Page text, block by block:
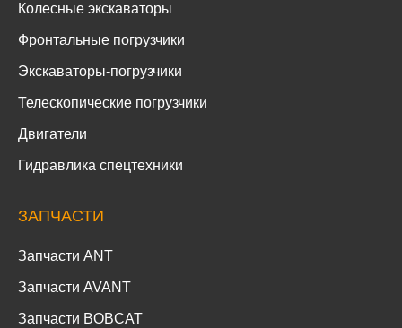
Колесные экскаваторы
Фронтальные погрузчики
Экскаваторы-погрузчики
Телескопические погрузчики
Двигатели
Гидравлика спецтехники
ЗАПЧАСТИ
Запчасти ANT
Запчасти AVANT
Запчасти BOBCAT